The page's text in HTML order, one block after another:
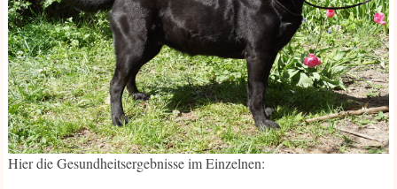
Hier die Gesundheitsergebnisse im Einzelnen: